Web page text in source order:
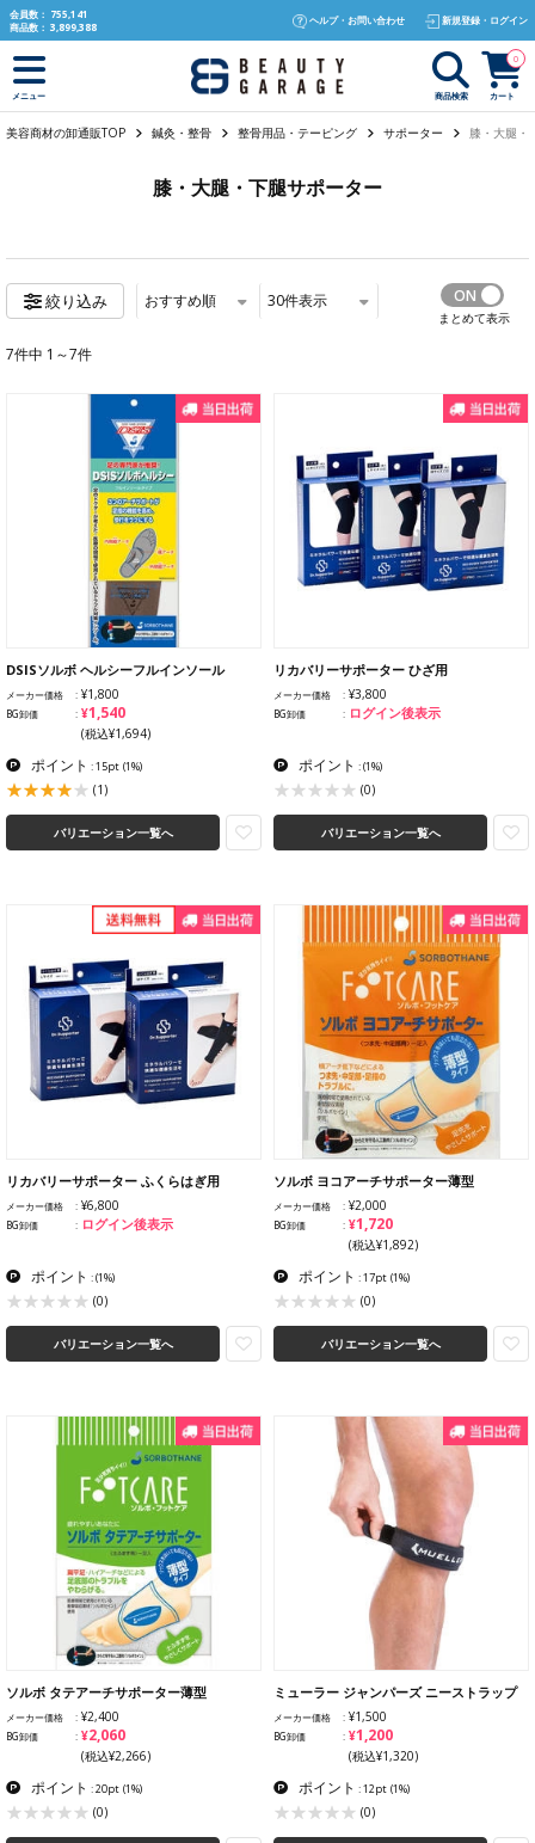
text.skipToContent
text.skipToNavigation
会員数： 755,141
商品数： 3,899,388
ヘルプ・お問い合わせ 新規登録・ログイン
メニュー 商品検索 カート
0
美容商材の卸通販TOP 鍼灸・整骨 整骨用品・テーピング サポーター 膝・大腿・
膝・大腿・下腿サポーター
絞り込み おすすめ順 30件表示
まとめて表示
7件中 1～7件
DSISソルボ ヘルシーフルインソール
メーカー価格 ¥1,800
BG卸価 ¥1,540
(税込¥1,694)
ポイント : 15pt (1%)
(1)
バリエーション一覧へ
リカバリーサポーター ひざ用
メーカー価格 ¥3,800
BG卸価 ログイン後表示
ポイント :(1%)
(0)
バリエーション一覧へ
リカバリーサポーター ふくらはぎ用
メーカー価格 ¥6,800
BG卸価 ログイン後表示
ポイント :(1%)
(0)
バリエーション一覧へ
ソルボ ヨコアーチサポーター薄型
メーカー価格 ¥2,000
BG卸価 ¥1,720
(税込¥1,892)
ポイント : 17pt (1%)
(0)
バリエーション一覧へ
ソルボ タテアーチサポーター薄型
メーカー価格 ¥2,400
BG卸価 ¥2,060
(税込¥2,266)
ポイント : 20pt (1%)
(0)
ミューラー ジャンパーズ ニーストラップ
メーカー価格 ¥1,500
BG卸価 ¥1,200
(税込¥1,320)
ポイント : 12pt (1%)
(0)